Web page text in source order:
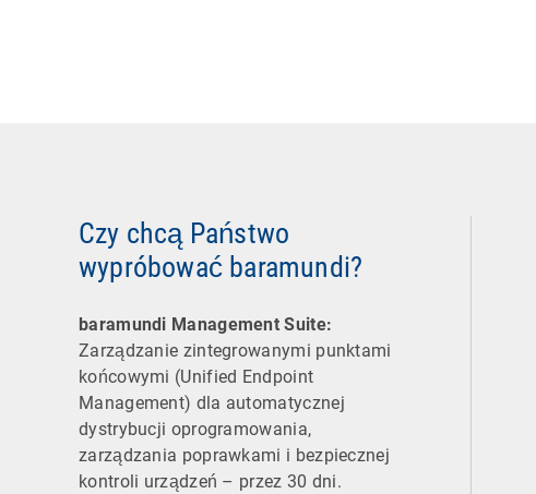
Czy chcą Państwo
wypróbować baramundi?
baramundi Management Suite:
Zarządzanie zintegrowanymi punktami
końcowymi (Unified Endpoint
Management) dla automatycznej
dystrybucji oprogramowania,
zarządzania poprawkami i bezpiecznej
kontroli urządzeń – przez 30 dni.